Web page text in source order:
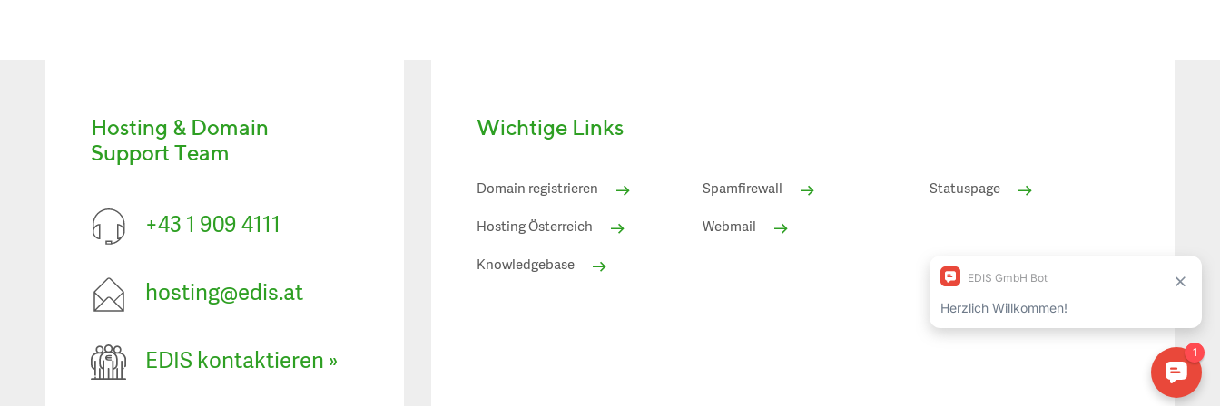
Hosting & Domain
Support Team
+43 1 909 4111
hosting@edis.at
EDIS kontaktieren »
Wichtige Links
Domain registrieren
Hosting Österreich
Knowledgebase
Spamfirewall
Webmail
Statuspage